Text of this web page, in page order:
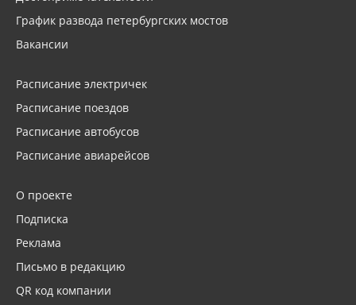
График развода петербургских мостов
Вакансии
Расписание электричек
Расписание поездов
Расписание автобусов
Расписание авиарейсов
О проекте
Подписка
Реклама
Письмо в редакцию
QR код компании